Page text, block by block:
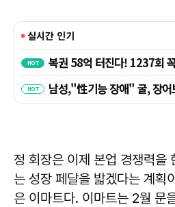
정 회장은 이제 본업 경쟁력을
는 성장 페달을 밟겠다는 계획
은 이마트다. 이마트는 2월 문